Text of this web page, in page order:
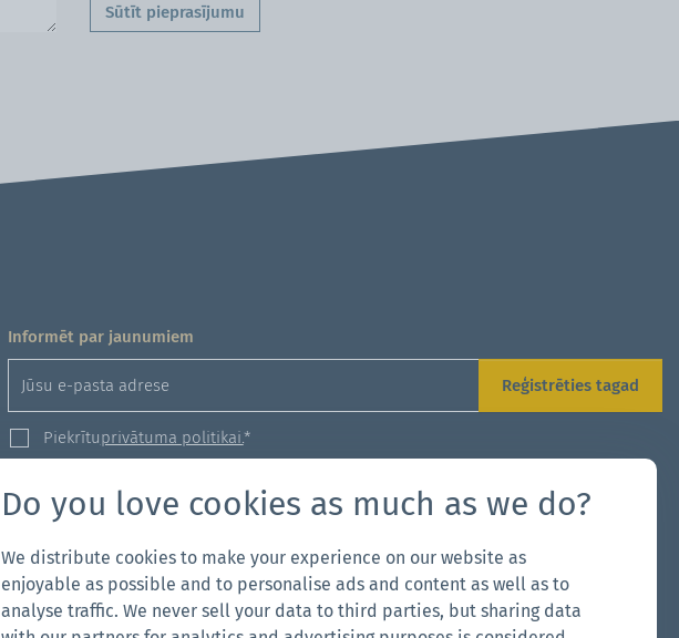
Sūtīt pieprasījumu
Informēt par jaunumiem
Reģistrēties tagad
Piekrītuprivātuma politikai.*
Jautājumi? Pieprasījumi?
704-312-1600
global@zingerle.group
Do you love cookies as much as we do?
We distribute cookies to make your experience on our website as
enjoyable as possible and to personalise ads and content as well as to
analyse traffic. We never sell your data to third parties, but sharing data